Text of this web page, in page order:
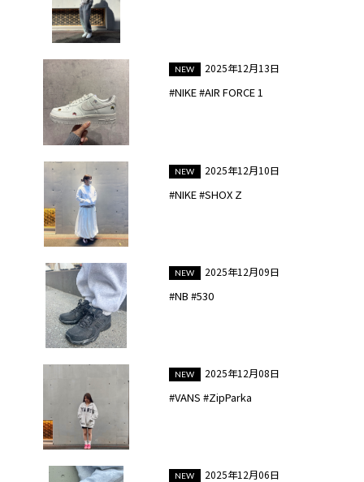
2025年12月13日
#NIKE #AIR FORCE 1
2025年12月10日
#NIKE #SHOX Z
2025年12月09日
#NB #530
2025年12月08日
#VANS #ZipParka
2025年12月06日